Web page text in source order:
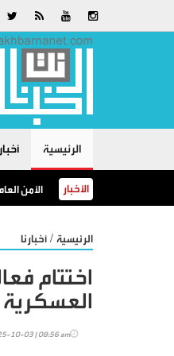
الرئيسية
الأخبار الأمن
الرئيسية / أخبارنا
اختتام
العسكرية
10-03 | 08:56 am